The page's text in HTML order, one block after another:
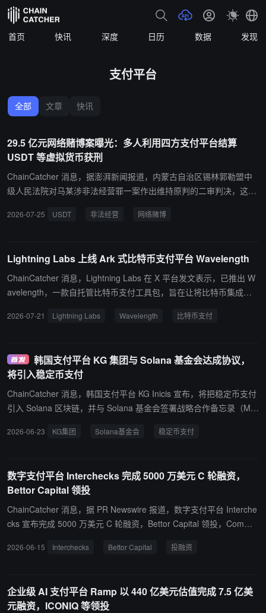
首页 快讯 深度 日历 数据 发现
支付平台
全部 文章 快讯
29.5 亿元网络赌博案曝光：多人利用四方支付平台结算
USDT 等虚拟货币获刑
ChainCatcher 消息，据澎湃新闻报道，内蒙古自治区锡林郭勒盟中
级人民法院对马某涉非法经营罪一案作出维持原判的二审判决，这是
中部分被告人被指以 USDT 等虚拟货币形式收取佣金或返利。 经
T 虚拟币和银行卡收款等结算方式，通过 10 家第三方支付公司的 10
5 家商户，结算金额超过 29.5 亿元人民币。 最终法院认定，马某犯
非法经营罪，最终判处有期徒刑四年六个月，并处罚金人民币 300 万
期。
2026-07-25 USDT 非法经营 网络赌博
Lightning Labs 上线 Ark 式比特币支付平台 Wavelength
ChainCatcher 消息，Lightning Labs 在 X 平台发文表示，已推出 W
avelength，一款自托管比特币支付工具包，旨在让将比特币集成到
发者、AI agents 和 vibe coders 在无需运行节点、管理通道或获取
elength 目前已在 signet 和 testnet 以 alpha 版本开放，mainnet 访
问需邀请。
2026-07-21 Lightning Labs Wavelength 比特币支付
韩国支付平台 KG 集团与 Solana 基金会达成协议，
将引入稳定币支付
ChainCatcher 消息，韩国支付平台 KG Inicis 宣布，将把稳定币支付
引入 Solana 区块链，并与 Solana 基金会签署战略合作备忘录（MO
支付基础设施与商户网络，推动数字资产支付上链。未来，平台还将
支付领域的重要布局。
2026-06-23 KG集团 Solana基金会 稳定币支付
数字支付平台 Interchecks 完成 5000 万美元 C 轮融资，
Bettor Capital 领投
ChainCatcher 消息，据 PR Newswire 报道，数字支付平台 Interche
cks 宣布完成 5000 万美元 C 轮融资，Bettor Capital 领投，Commer
该公司主要服务于账户转账、数字银行（neobank）、经纪平台及加
和万事达卡 Mastercard 等全球支付网络保持合作关系。
2026-06-15 Interchecks Bettor Capital 投融资
企业级 AI 支付平台 Ramp 以 440 亿美元估值完成 7.5 亿美
元融资，ICONIQ 等领投